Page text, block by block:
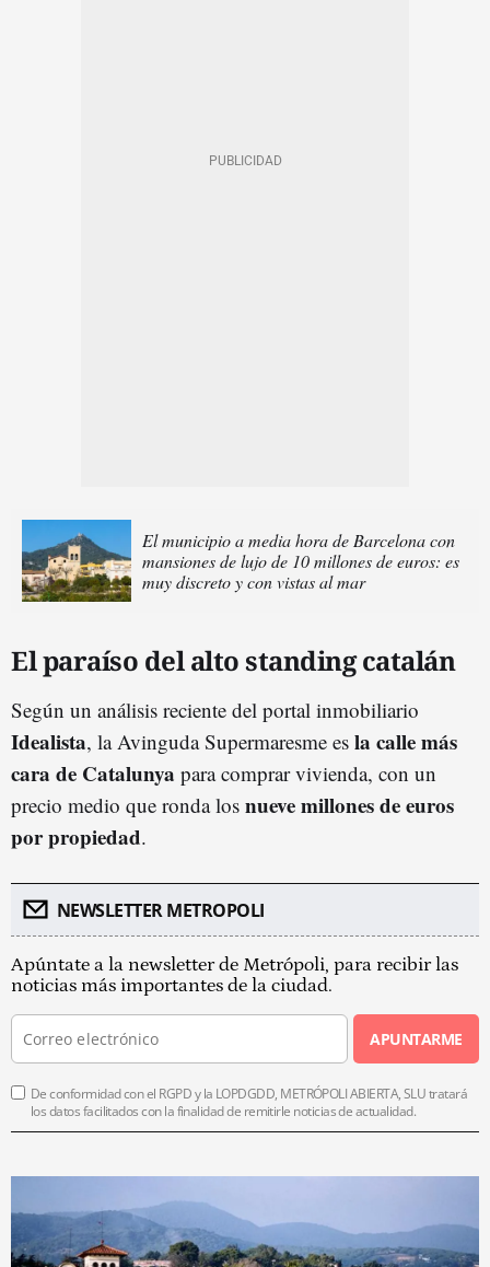
El municipio a media hora de Barcelona con
mansiones de lujo de 10 millones de euros: es
muy discreto y con vistas al mar
El paraíso del alto standing catalán
Según un análisis reciente del portal inmobiliario
Idealista, la Avinguda Supermaresme es la calle más
cara de Catalunya para comprar vivienda, con un
precio medio que ronda los nueve millones de euros
por propiedad.
NEWSLETTER METROPOLI
Apúntate a la newsletter de Metrópoli, para recibir las
noticias más importantes de la ciudad.
APUNTARME
De conformidad con el RGPD y la LOPDGDD, METRÓPOLI ABIERTA, SLU tratará
los datos facilitados con la finalidad de remitirle noticias de actualidad.